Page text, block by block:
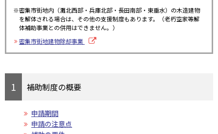
密集市街地内（灘北西部・兵庫北部・長田南部・東垂水）の木造建物
を解体される場合は、その他の支援制度もあります。（老朽空家等解
体補助事業との併用はできません。）
密集市街地建物除却事業
補助制度の概要
申請期間
申請の注意点